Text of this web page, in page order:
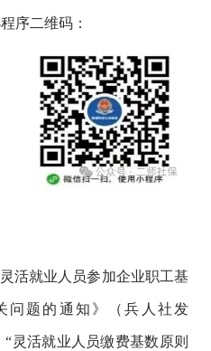
序二维码：
活就业人员参加企业职工基
问题的通知》（兵人社发
“灵活就业人员缴费基数原则